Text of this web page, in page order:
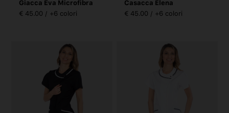
Giacca Eva Microfibra
€ 45.00 / +6 colori
Casacca Elena
€ 45.00 / +6 colori